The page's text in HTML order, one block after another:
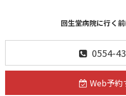
回生堂病院に行く
0554-
Web予約